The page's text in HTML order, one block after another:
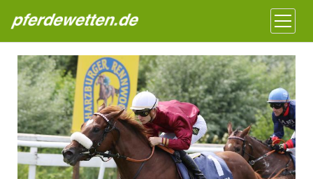
Pferdewetten News
Menü
öffnen